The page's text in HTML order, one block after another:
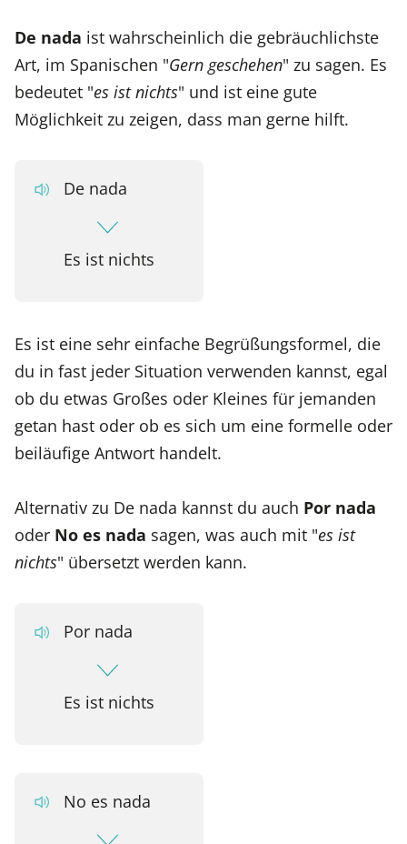
De nada ist wahrscheinlich die gebräuchlichste
Art, im Spanischen "Gern geschehen" zu sagen. Es
bedeutet "es ist nichts" und ist eine gute
Möglichkeit zu zeigen, dass man gerne hilft.
De nada
Es ist nichts
Es ist eine sehr einfache Begrüßungsformel, die
du in fast jeder Situation verwenden kannst, egal
ob du etwas Großes oder Kleines für jemanden
getan hast oder ob es sich um eine formelle oder
beiläufige Antwort handelt.
Alternativ zu De nada kannst du auch Por nada
oder No es nada sagen, was auch mit "es ist
nichts" übersetzt werden kann.
Por nada
Es ist nichts
No es nada